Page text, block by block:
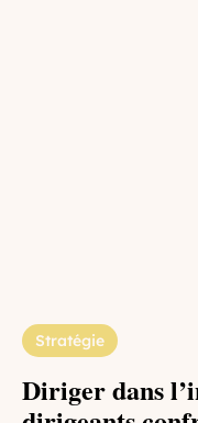
Stratégie
Diriger dans